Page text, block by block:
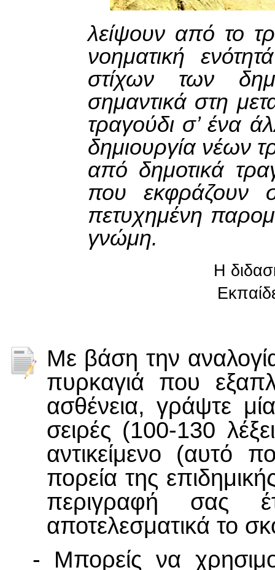
λείψουν από το
νοηματική
στίχων των
σημαντικά στη
τραγούδι σ’ ένα
δημιουργία νέων
από δημοτικά
που εκφράζουν
πετυχημένη
γνώμη.
Η
Με βάση την
πυρκαγιά που
ασθένεια, γράψτε
σειρές (100-130
αντικείμενο (αυτό
πορεία της
περιγραφή σας
αποτελεσματικά το
- Μπορείς να